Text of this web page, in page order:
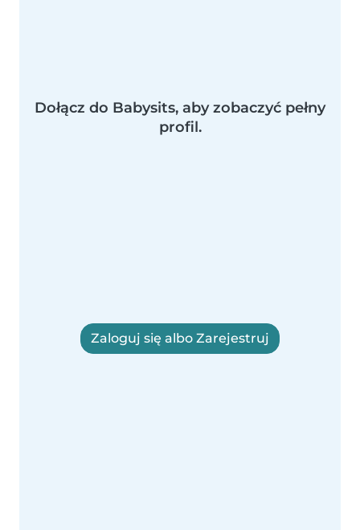
Dołącz do Babysits, aby zobaczyć pełny
profil.
Zaloguj się albo Zarejestruj